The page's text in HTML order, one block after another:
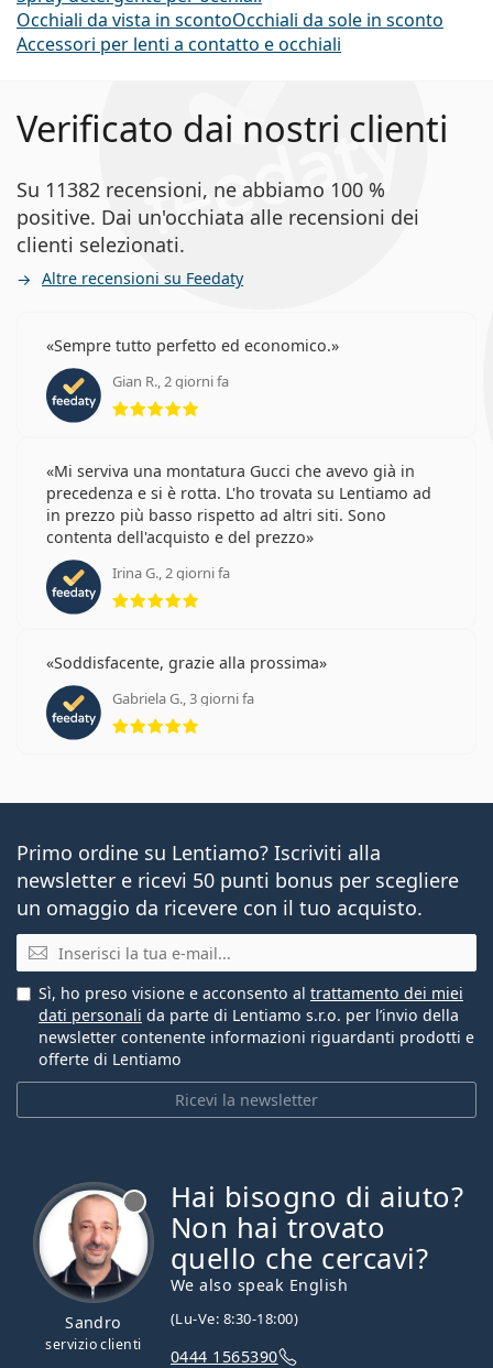
Occhiali da vista in scontoOcchiali da sole in sconto
Accessori per lenti a contatto e occhiali
Verificato dai nostri clienti
Su 11382 recensioni, ne abbiamo 100 %
positive. Dai un'occhiata alle recensioni dei
clienti selezionati.
Altre recensioni su Feedaty
Sempre tutto perfetto ed economico.
Gian R., 2 giorni fa
Mi serviva una montatura Gucci che avevo già in
precedenza e si è rotta. L'ho trovata su Lentiamo ad
in prezzo più basso rispetto ad altri siti. Sono
contenta dell'acquisto e del prezzo
Irina G., 2 giorni fa
Soddisfacente, grazie alla prossima
Gabriela G., 3 giorni fa
valutazione 5 di 5
Primo ordine su Lentiamo? Iscriviti alla
newsletter e ricevi 50 punti bonus per scegliere
un omaggio da ricevere con il tuo acquisto.
E-mail
Ricevi la newsletter
Sì, ho preso visione e acconsento al trattamento dei miei
dati personali da parte di Lentiamo s.r.o. per l’invio della
newsletter contenente informazioni riguardanti prodotti e
offerte di Lentiamo
Sandro
servizio clienti
Hai bisogno di aiuto?
Non hai trovato
quello che cercavi?
We also speak English
(Lu-Ve: 8:30-18:00)
0444 1565390